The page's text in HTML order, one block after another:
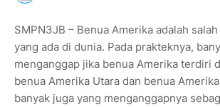
SMPN3JB – Benua Amerika adalah
yang ada di dunia. Pada prakteknya,
menganggap jika benua Amerika terdiri
benua Amerika Utara dan benua
banyak juga yang menganggapnya